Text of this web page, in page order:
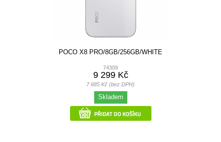
POCO X8 PRO/8GB/256GB/WHITE
74309
9 299 Kč
7 685 Kč (bez DPH)
Skladem